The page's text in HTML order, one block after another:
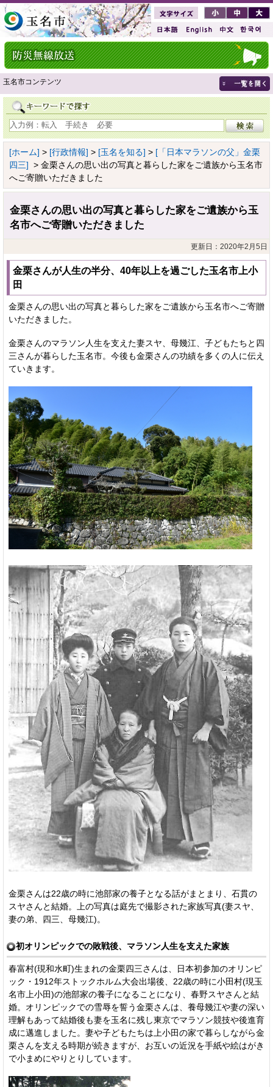
玉名市コンテンツ
[ホーム] > [行政情報] > [玉名を知る] > [「日本マラソンの父」金栗
四三] > 金栗さんの思い出の写真と暮らした家をご遺族から玉名市
へご寄贈いただきました
金栗さんの思い出の写真と暮らした家をご遺族から玉
名市へご寄贈いただきました
更新日：2020年2月5日
金栗さんが人生の半分、40年以上を過ごした玉名市上小
田
金栗さんの思い出の写真と暮らした家をご遺族から玉名市へご寄贈
いただきました。
金栗さんのマラソン人生を支えた妻スヤ、母幾江、子どもたちと四
三さんが暮らした玉名市。今後も金栗さんの功績を多くの人に伝え
ていきます。
金栗さんは22歳の時に池部家の養子となる話がまとまり、石貫の
スヤさんと結婚。上の写真は庭先で撮影された家族写真(妻スヤ、
妻の弟、四三、母幾江)。
初オリンピックでの敗戦後、マラソン人生を支えた家族
春富村(現和水町)生まれの金栗四三さんは、日本初参加のオリンピ
ック・1912年ストックホルム大会出場後、22歳の時に小田村(現玉
名市上小田)の池部家の養子になることになり、春野スヤさんと結
婚。オリンピックでの雪辱を誓う金栗さんは、養母幾江や妻の深い
理解もあって結婚後も妻を玉名に残し東京でマラソン競技や後進育
成に邁進しました。妻や子どもたちは上小田の家で暮らしながら金
栗さんを支える時期が続きますが、お互いの近況を手紙や絵はがき
で小まめにやりとりしています。